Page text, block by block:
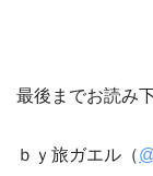
最後までお読み
ｂｙ旅ガエル（